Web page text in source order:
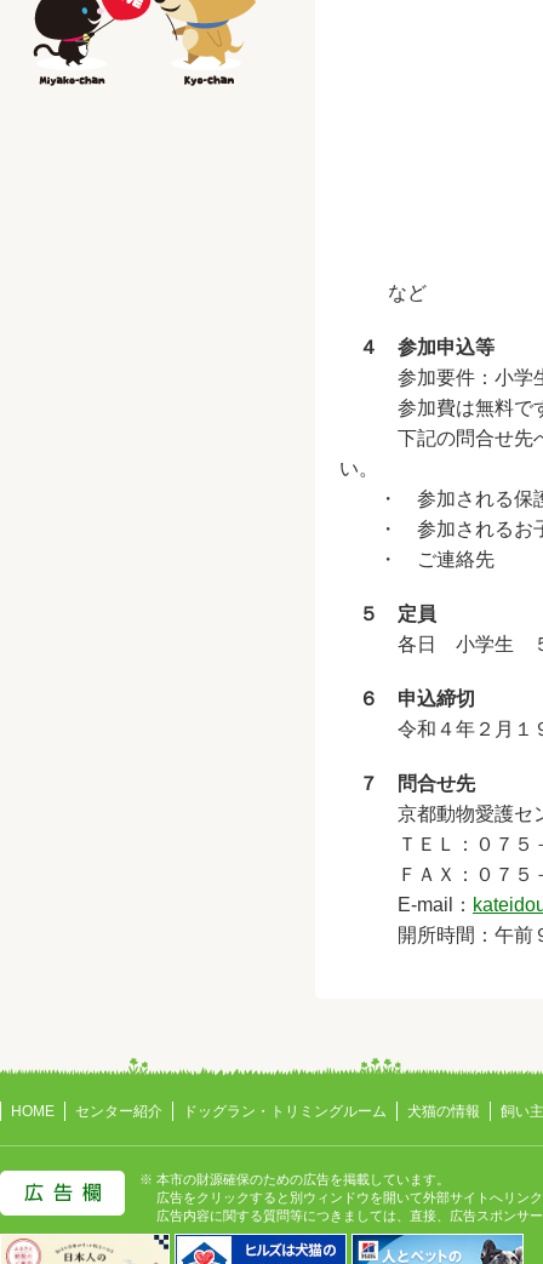
など
４ 参加申込等
参加要件：小学生
参加費は無料で
下記の問合せ先へ
い。
・ 参加される保護
・ 参加されるお子
・ ご連絡先
５ 定員
各日 小学生 ５
６ 申込締切
令和４年２月１
７ 問合せ先
京都動物愛護セ
ＴＥＬ：０７５－
ＦＡＸ：０７５－
E-mail：
開所時間：午前９
HOME センター紹介 ドッグラン・トリミングルーム 犬猫の情報 飼い
※ 本市の財源確保のための広告を掲載しています。
広告をクリックすると別ウィンドウを開いて外部サイトへリン
広告内容に関する質問等につきましては、直接、広告スポンサ